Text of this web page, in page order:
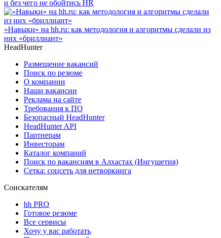
и без чего не обойтись HR
«Навыки» на hh.ru: как методология и алгоритмы сделали из
них «бриллиант»
HeadHunter
Размещение вакансий
Поиск по резюме
О компании
Наши вакансии
Реклама на сайте
Требования к ПО
Безопасный HeadHunter
HeadHunter API
Партнерам
Инвесторам
Каталог компаний
Поиск по вакансиям в Алхастах (Ингушетия)
Сетка: соцсеть для нетворкинга
Соискателям
hh PRO
Готовое резюме
Все сервисы
Хочу у вас работать